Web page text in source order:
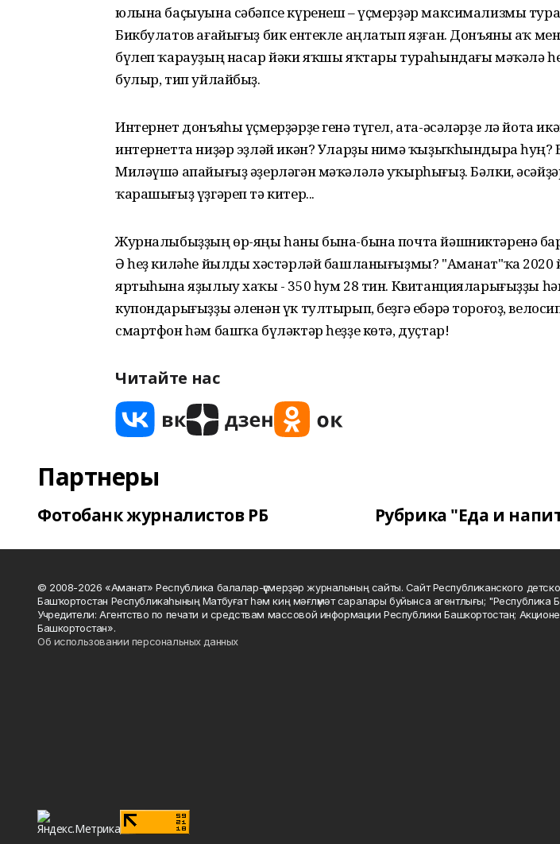
юлына баҫыуына сәбәпсе күренеш – үҫмерҙәр максимализмы
Бикбулатов ағайығыҙ бик ентекле аңлатып яҙған. Донъяны аҡ
бүлеп ҡарауҙың насар йәки яҡшы яҡтары тураһындағы мәҡәлә
булыр, тип уйлайбыҙ.
Интернет донъяһы үҫмерҙәрҙе генә түгел, ата-әсәләрҙе лә йота
интернетта ниҙәр эҙләй икән? Уларҙы нимә ҡыҙыҡһындыра һуң?
Миләүшә апайығыҙ әҙерләгән мәҡәләлә уҡырһығыҙ. Бәлки,
ҡарашығыҙ үҙгәреп тә китер...
Журналыбыҙҙың өр-яңы һаны бына-бына почта йәшниктәренә
Ә һеҙ киләһе йылды хәстәрләй башланығыҙмы? "Аманат"ҡа 2020
яртыһына яҙылыу хаҡы - 350 һум 28 тин. Квитанцияларығыҙҙы
купондарығыҙҙы әленән үк тултырып, беҙгә ебәрә тороғоҙ,
смартфон һәм башҡа бүләктәр һеҙҙе көтә, дуҫтар!
Читайте нас
Партнеры
Фотобанк журналистов РБ Рубрика "Еда и
© 2008-2026 «Аманат» Республика балалар-үҫмерҙәр журналының сайты. Сайт Республиканского
Башҡортостан Республикаһының Матбуғат һәм киң мәғлүмәт саралары буйынса агентлығы; "Республика
Учредители: Агентство по печати и средствам массовой информации Республики Башкортостан;
Башкортостан».
Об использовании персональных данных